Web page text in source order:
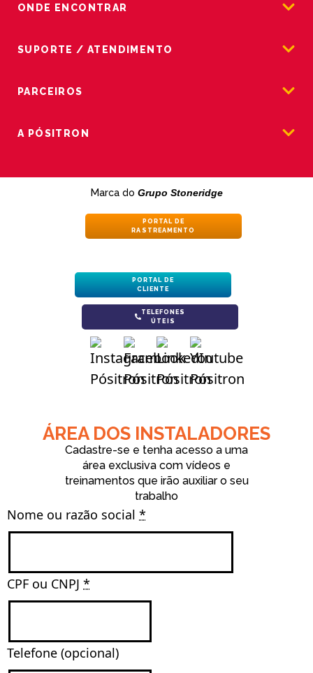
ONDE ENCONTRAR
SUPORTE / ATENDIMENTO
PARCEIROS
A PÓSITRON
Marca do Grupo Stoneridge
PORTAL DE
RASTREAMENTO
PORTAL DE
CLIENTE
TELEFONES
ÚTEIS
ÁREA DOS INSTALADORES
Cadastre-se e tenha acesso a uma
área exclusiva com vídeos e
treinamentos que irão auxiliar o seu
trabalho
Nome ou razão social *
CPF ou CNPJ *
Telefone (opcional)